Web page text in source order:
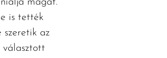
magát.
is tették
szeretik az
választott